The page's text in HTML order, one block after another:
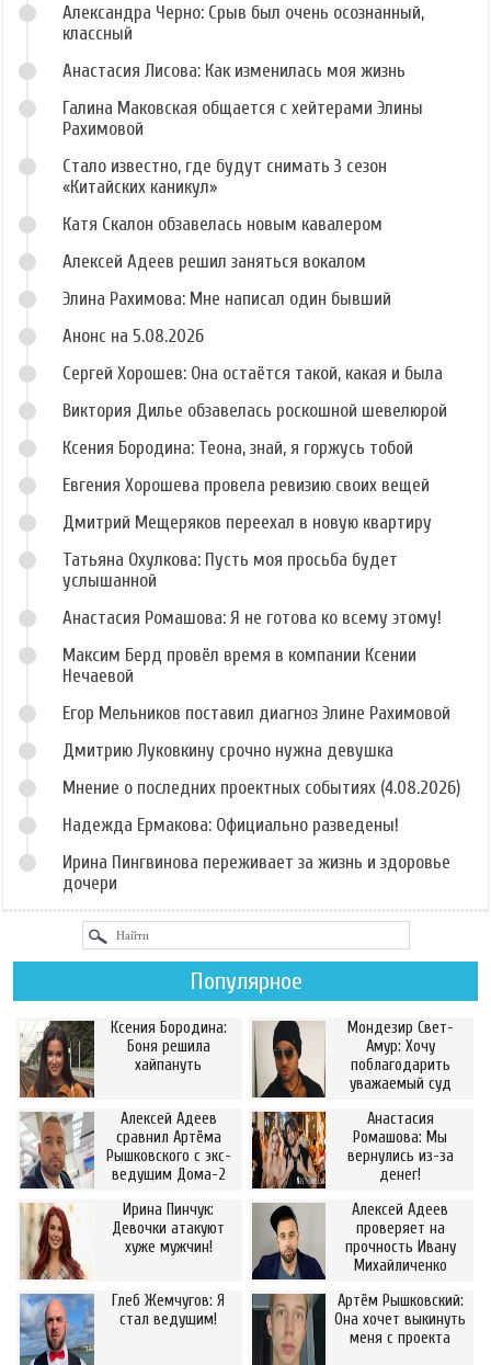
Александра Черно: Срыв был очень осознанный,
классный
Анастасия Лисова: Как изменилась моя жизнь
Галина Маковская общается с хейтерами Элины
Рахимовой
Стало известно, где будут снимать 3 сезон
«Китайских каникул»
Катя Скалон обзавелась новым кавалером
Алексей Адеев решил заняться вокалом
Элина Рахимова: Мне написал один бывший
Анонс на 5.08.2026
Сергей Хорошев: Она остаётся такой, какая и была
Виктория Дилье обзавелась роскошной шевелюрой
Ксения Бородина: Теона, знай, я горжусь тобой
Евгения Хорошева провела ревизию своих вещей
Дмитрий Мещеряков переехал в новую квартиру
Татьяна Охулкова: Пусть моя просьба будет
услышанной
Анастасия Ромашова: Я не готова ко всему этому!
Максим Берд провёл время в компании Ксении
Нечаевой
Егор Мельников поставил диагноз Элине Рахимовой
Дмитрию Луковкину срочно нужна девушка
Мнение о последних проектных событиях (4.08.2026)
Надежда Ермакова: Официально разведены!
Ирина Пингвинова переживает за жизнь и здоровье
дочери
Популярное
Ксения Бородина:
Боня решила
хайпануть
Мондезир Свет-
Амур: Хочу
поблагодарить
уважаемый суд
Алексей Адеев
сравнил Артёма
Рышковского с экс-
ведущим Дома-2
Анастасия
Ромашова: Мы
вернулись из-за
денег!
Ирина Пинчук:
Девочки атакуют
хуже мужчин!
Алексей Адеев
проверяет на
прочность Ивану
Михайличенко
Глеб Жемчугов: Я
стал ведущим!
Артём Рышковский:
Она хочет выкинуть
меня с проекта